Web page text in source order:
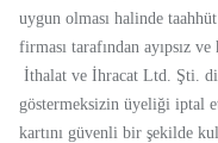
uygun olması halinde
firması tarafından ayıpsız
İthalat ve İhracat Ltd. Şti.
göstermeksizin üyeliği iptal
kartını güvenli bir şekilde